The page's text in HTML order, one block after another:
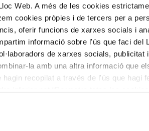
Web. A més de les cookies
cookies pròpies i de tercers per a
oferir funcions de xarxes socials i
informació sobre l'ús que faci del
de xarxes socials, publicitat
la amb una altra informació que
hagin recopilat a través de l'ús que hagi
Si vol més informació visiti la nostra